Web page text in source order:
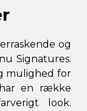
og
Signatures.
mulighed for
en række
look.